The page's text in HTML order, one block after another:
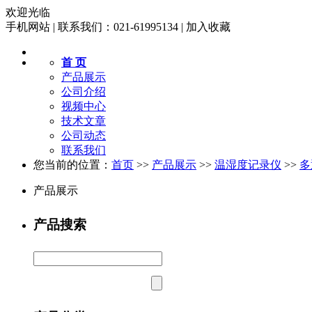
欢迎光临
手机网站 | 联系我们：021-61995134 | 加入收藏
首 页
产品展示
公司介绍
视频中心
技术文章
公司动态
联系我们
您当前的位置： 首页 >> 产品展示 >> 温湿度记录仪 >>
产品展示
产品搜索